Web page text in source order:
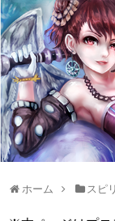
ホーム スピ